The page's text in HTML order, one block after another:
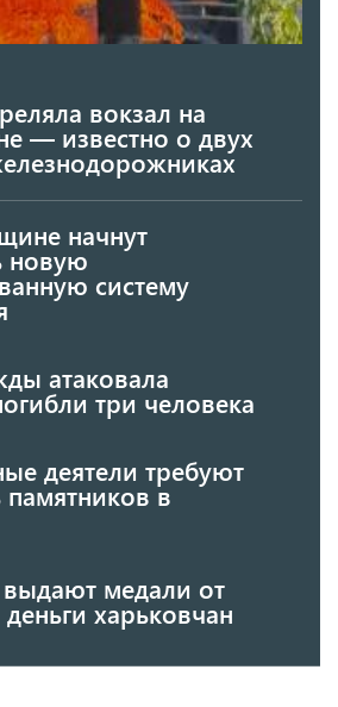
вокзал на
— известно о двух
начнут
новую
систему
атаковала
три человека
деятели требуют
памятников в
медали от
харьковчан